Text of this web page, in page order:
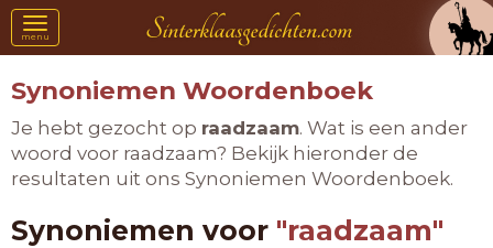
Toggle
navigation
menu
Synoniemen Woordenboek
Je hebt gezocht op raadzaam. Wat is een ander
woord voor raadzaam? Bekijk hieronder de
resultaten uit ons Synoniemen Woordenboek.
Synoniemen voor "raadzaam"